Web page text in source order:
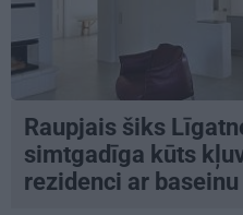
Raupjais šiks
simtgadīga kūts
rezidenci ar